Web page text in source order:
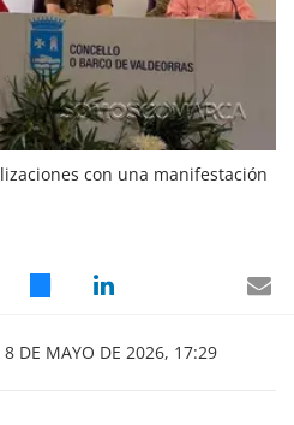
con una manifestación
8 DE MAYO DE 2026, 17:29